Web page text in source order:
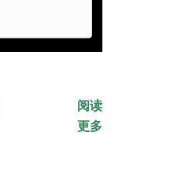
阅读
更多